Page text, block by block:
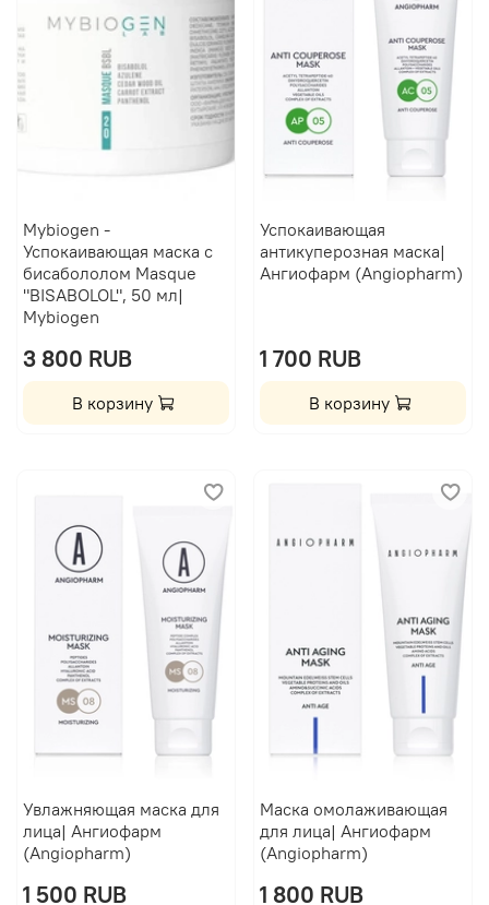
Mybiogen -
Успокаивающая маска с
бисабололом Masque
"BISABOLOL", 50 мл|
Mybiogen
3 800 RUB
В корзину
Успокаивающая
антикуперозная маска|
Ангиофарм (Angiopharm)
1 700 RUB
В корзину
Увлажняющая маска для
лица| Ангиофарм
(Angiopharm)
1 500 RUB
Маска омолаживающая
для лица| Ангиофарм
(Angiopharm)
1 800 RUB